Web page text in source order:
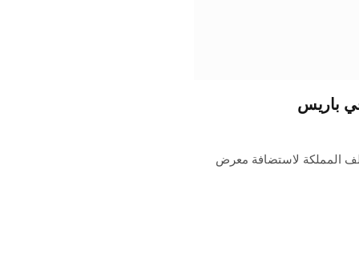
المملكة لاستضافة معرض